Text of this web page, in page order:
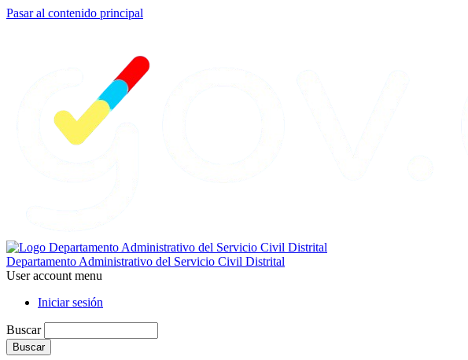
Pasar al contenido principal
Departamento Administrativo del Servicio Civil Distrital
User account menu
Iniciar sesión
Buscar